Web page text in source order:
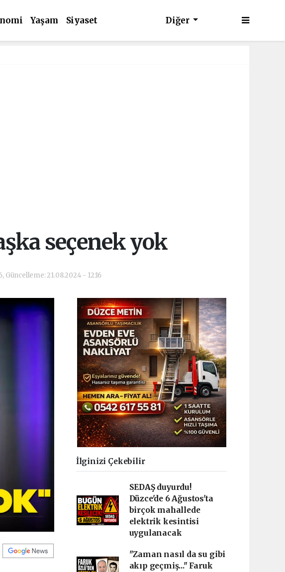
Yaşam
Siyaset
Diğer
seçenek yok
Güncelleme: 21.08.2024 - 12:16
İlginizi Çekebilir
SEDAŞ duyurdu!
Düzce'de 6 Ağustos'ta
birçok mahallede
elektrik kesintisi
uygulanacak
"Zaman nasıl da su gibi
akıp geçmiş..." Faruk